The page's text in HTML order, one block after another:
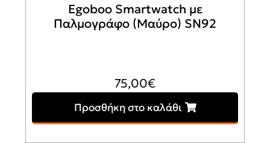
Egoboo Smartwatch με
Παλμογράφο (Μαύρο) SN92
75,00€
Προσθήκη στο καλάθι